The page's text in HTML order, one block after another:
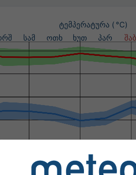
ტემპერატურა ( °C)
სამ ოთხ ხუთ პარ შაბ
ნალექი (მმ) / ნალექის